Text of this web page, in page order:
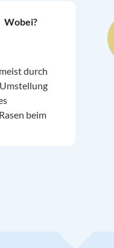
Wobei?
durch
beim